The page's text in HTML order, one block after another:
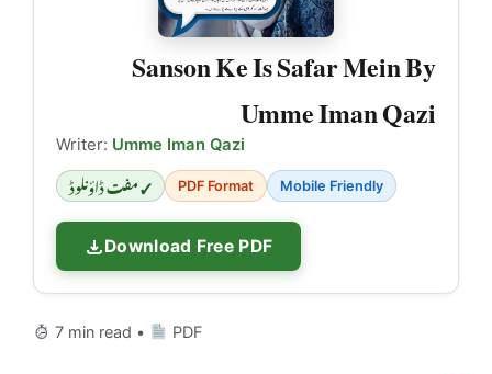
Sanson Ke Is Safar Mein By
Umme Iman Qazi
Writer: Umme Iman Qazi
✓ مفت ڈاؤنلوڈ PDF Format Mobile Friendly
Download Free PDF
7 min read • PDF